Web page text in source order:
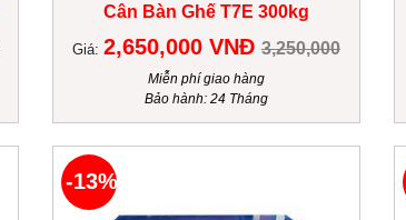
Cân Bàn Ghế T7E 300kg
Giá: 2,650,000 VNĐ3,250,000
Miễn phí giao hàng
Bảo hành: 24 Tháng
-13%